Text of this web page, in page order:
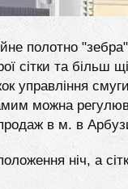
полотно "зебра"
сітки та більш
управління
можна
в м. в
ніч, а